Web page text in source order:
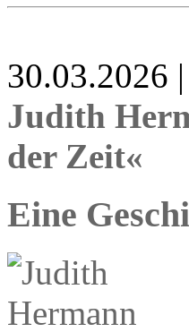
30.03.2026
Judith
der Zeit«
Eine